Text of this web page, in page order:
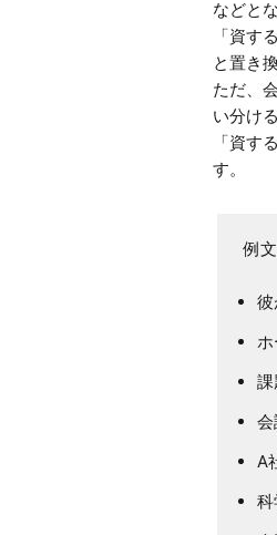
などと
「資す
と置き
ただ、
い分け
「資す
彼
ホ
課
会
A
科